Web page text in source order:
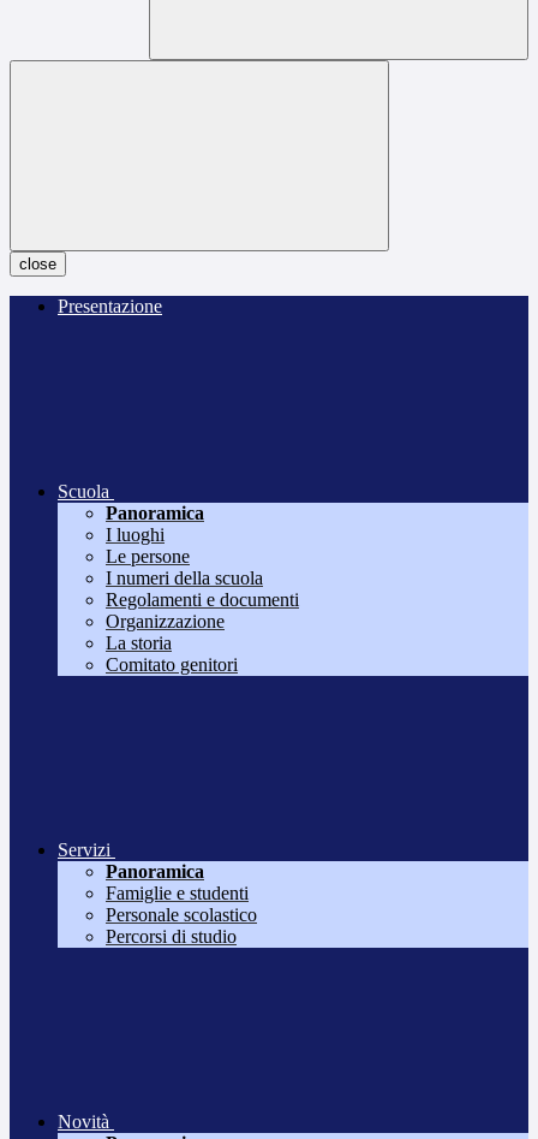
close
Presentazione
Scuola
Panoramica
I luoghi
Le persone
I numeri della scuola
Regolamenti e documenti
Organizzazione
La storia
Comitato genitori
Servizi
Panoramica
Famiglie e studenti
Personale scolastico
Percorsi di studio
Novità